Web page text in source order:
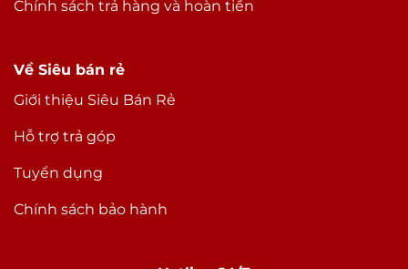
Chính sách trả hàng và hoàn tiền
Về Siêu bán rẻ
Giới thiệu Siêu Bán Rẻ
Hỗ trợ trả góp
Tuyển dụng
Chính sách bảo hành